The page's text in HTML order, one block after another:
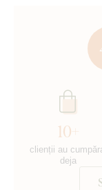
10+
clienții au
deja